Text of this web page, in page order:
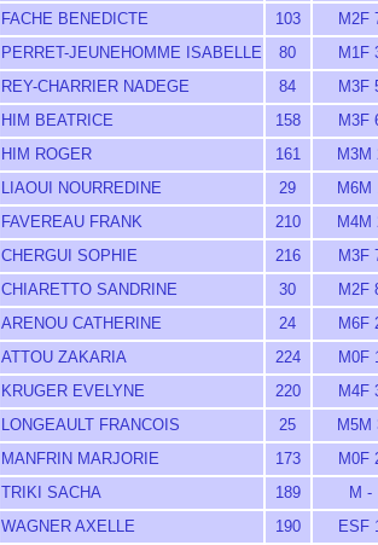
FACHE BENEDICTE 103 M2F
PERRET-JEUNEHOMME ISABELLE 80 M1F
REY-CHARRIER NADEGE 84 M3F
HIM BEATRICE 158 M3F
HIM ROGER 161 M3M
LIAOUI NOURREDINE 29 M6M
FAVEREAU FRANK 210 M4M
CHERGUI SOPHIE 216 M3F
CHIARETTO SANDRINE 30 M2F
ARENOU CATHERINE 24 M6F
ATTOU ZAKARIA 224 M0F
KRUGER EVELYNE 220 M4F
LONGEAULT FRANCOIS 25 M5M
MANFRIN MARJORIE 173 M0F
TRIKI SACHA 189 M -
WAGNER AXELLE 190 ESF